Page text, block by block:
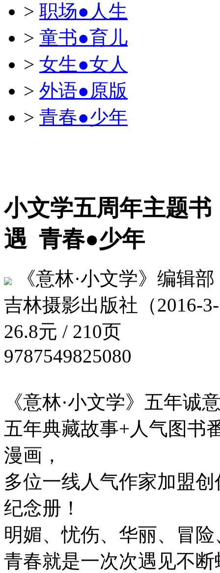
> 职场●人生
> 童书●育儿
> 女生●女人
> 外语●原版
> 青春●少年
小文学五周年主题
遇 青春●少年
《意林·小文学》编辑部
吉林摄影出版社（2016-
26.8元 / 210页
9787549825080
《意林·小文学》五年
五年典藏故事+人气图书
漫画，
多位一线人气作家加盟
纪念册！
明媚、忧伤、华丽、冒
青春就是一次次遇见不